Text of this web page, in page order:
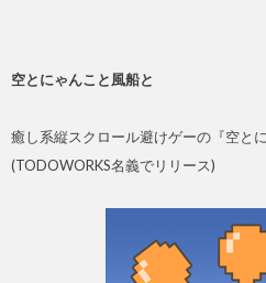
空とにゃんこと風船と
癒し系縦スクロール避けゲーの『空と
(TODOWORKS名義でリリース)